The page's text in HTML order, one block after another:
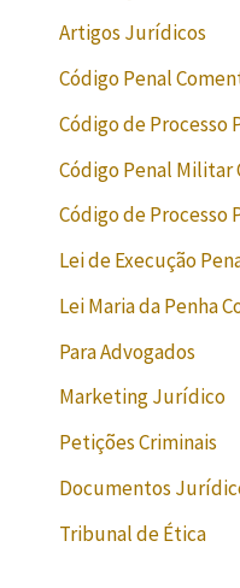
Artigos Jurídicos
Código Penal
Código de Processo
Código Penal Militar
Código de Processo
Lei de Execução
Lei Maria da Penha
Para Advogados
Marketing Jurídico
Petições Criminais
Documentos
Tribunal de Ética